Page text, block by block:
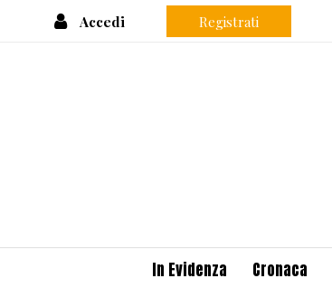
Accedi Registrati
In Evidenza Cronaca